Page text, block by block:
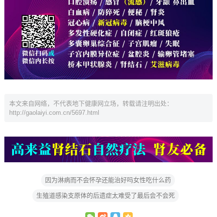
本文来自网络，不代表地下健康网立场，转载请注明出处：
http://gaolaiyi.com.cn/5697.html
因为淋病而不会怀孕还能治好吗女性吃什么药
生殖道感染支原体的后遗症太难受了最后会不会死